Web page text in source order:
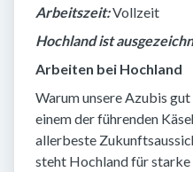
Arbeitszeit:Vollzeit
Hochland ist
Arbeiten bei Hochland
Warum unsere Azubis
einem der führenden
allerbeste
steht Hochland für